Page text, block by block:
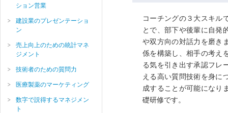
コーチングの３大スキル
とで、部下や後輩に自発
や双方向の対話力を磨き
係を構築し、相手の考え
る気を引き出す承認フレ
える高い質問技術を身に
成することが可能になり
礎研修です。
ション営業
建設業のプレゼンテーショ
ン
売上向上のための統計マネ
ジメント
技術者のための質問力
医療製薬のマーケティング
数字で説得するマネジメン
ト